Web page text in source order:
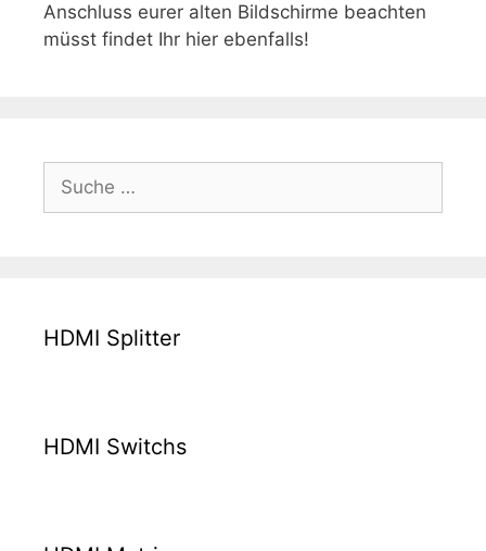
Anschluss eurer alten Bildschirme beachten
müsst findet Ihr hier ebenfalls!
Suche
nach:
HDMI Splitter
HDMI Switchs